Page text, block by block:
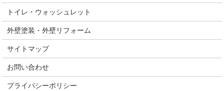
トイレ・ウォッシュレット
外壁塗装・外壁リフォーム
サイトマップ
お問い合わせ
プライバシーポリシー